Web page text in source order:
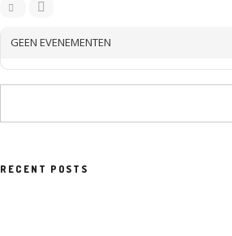
GEEN EVENEMENTEN
RECENT POSTS